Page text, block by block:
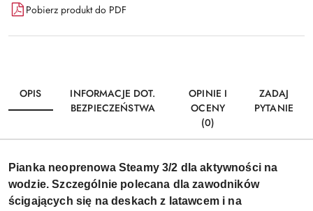
Pobierz produkt do PDF
OPIS
INFORMACJE DOT.
BEZPIECZEŃSTWA
OPINIE I
OCENY
(0)
ZADAJ
PYTANIE
Pianka neoprenowa Steamy 3/2 dla aktywności na
wodzie. Szczególnie polecana dla zawodników
ścigających się na deskach z latawcem i na